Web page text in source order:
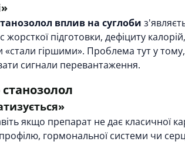
вплив на суглоби
жорсткої підготовки, дефіциту
гіршими». Проблема тут у
сигнали перевантаження.
якщо препарат не дає класичної
гормональної системи чи